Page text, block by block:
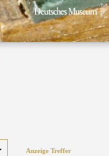
Anzeige Treffer